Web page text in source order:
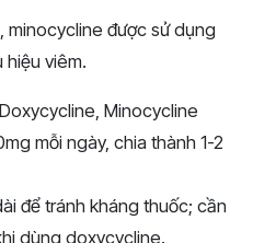
minocycline được sử dụng
hiệu viêm.
Minocycline
mỗi ngày, chia thành 1-2
để tránh kháng thuốc; cần
dùng doxycycline.